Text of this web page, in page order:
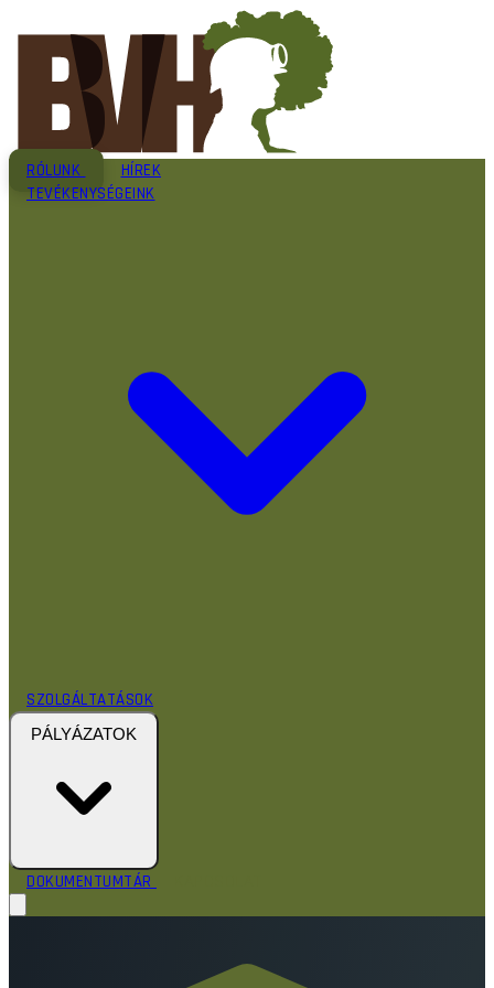
RÓLUNK
HÍREK
TEVÉKENYSÉGEINK
SZOLGÁLTATÁSOK
PÁLYÁZATOK
DOKUMENTUMTÁR